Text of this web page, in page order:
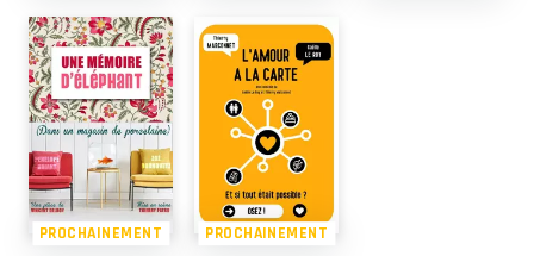
PROCHAINEMENT PROCHAINEMENT